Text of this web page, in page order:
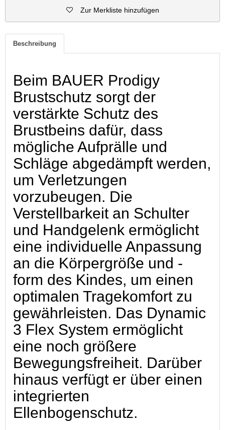
Zur Merkliste hinzufügen
Beschreibung
Beim BAUER Prodigy
Brustschutz sorgt der
verstärkte Schutz des
Brustbeins dafür, dass
mögliche Aufprälle und
Schläge abgedämpft werden,
um Verletzungen
vorzubeugen. Die
Verstellbarkeit an Schulter
und Handgelenk ermöglicht
eine individuelle Anpassung
an die Körpergröße und -
form des Kindes, um einen
optimalen Tragekomfort zu
gewährleisten. Das Dynamic
3 Flex System ermöglicht
eine noch größere
Bewegungsfreiheit. Darüber
hinaus verfügt er über einen
integrierten
Ellenbogenschutz.